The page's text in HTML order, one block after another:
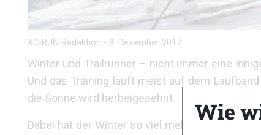
XC-RUN Redaktion - 8. Dezember 2017
Winter und Trailrunner – nicht immer eine
Und das Training läuft meist auf dem
die Sonne wird herbeigesehnt.
Dabei hat der Winter so viel mehr zu bieten!
Wie